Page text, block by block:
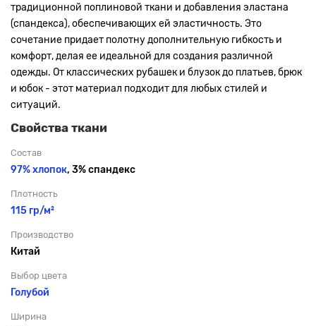
традиционной поплиновой ткани и добавления эластана
(спандекса), обеспечивающих ей эластичность. Это
сочетание придает полотну дополнительную гибкость и
комфорт, делая ее идеальной для создания различной
одежды. От классических рубашек и блузок до платьев, брюк
и юбок - этот материал подходит для любых стилей и
ситуаций.
Свойства ткани
Состав
97% хлопок, 3% спандекс
Плотность
115 гр/м²
Производство
Китай
Выбор цвета
Голубой
Ширина